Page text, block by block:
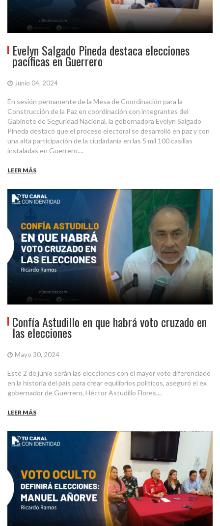
Evelyn Salgado Pineda destaca elecciones
pacíficas en Guerrero
Junio 04, 2024
En sesión permanente de la Mesa de Coordinación para la
Construcción de la Paz en coordinación con integrantes del
Gabinete de Seguridad Nacional, la gobernadora Evelyn Salgado
Pineda destacó que el proceso electoral se desarrolló en paz y con
una alta participación de la ciudadanía en las 5 mil 100 casillas
instaladas en Guerrero....
LEER MÁS
Confía Astudillo en que habrá voto cruzado en
las elecciones
Mayo 30, 2024
Este 2 de junio serán las elecciones con el mayor voto diferenciado
en la historia del país para crear equilibrios políticos, aseguró el ex
gobernador de Guerrero, Héctor Astudillo Flores....
LEER MÁS